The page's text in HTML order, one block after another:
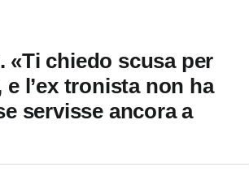
«Ti chiedo scusa per
l’ex tronista non ha
servisse ancora a